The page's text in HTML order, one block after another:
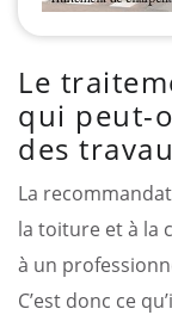
Le
qui peut-
des
La
la toiture et à la
à un
C’est donc ce